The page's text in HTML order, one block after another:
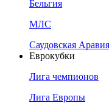
Бельгия
МЛС
Саудовская Аравия
Еврокубки
Лига чемпионов
Лига Европы